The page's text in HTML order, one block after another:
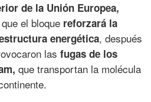
de la Unión Europea,
el bloque reforzará la
energética, después
las fugas de los
que transportan la molécula